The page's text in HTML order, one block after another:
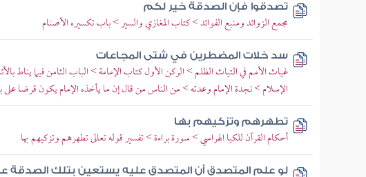
تصدقوا فإن الصدقة خير لكم
مجمع الزوائد ومنبع الفوائد > كتاب المغازي والسير > باب تكسيره الأصنام
سد خلات المضطرين في شتى المجاعات
غياث الأمم في التياث الظلم > الركن الأول كتاب الإمامة > الباب الثامن فيما يناط
الإسلام > نجدة الإمام وعدته > من الناس من قال إن ما يأخذه الإمام يكون قرضا على
تطهرهم وتزكيهم بها
أحكام القرآن للكيا الهراسي > سورة براءة > تفسير قوله تعالى تطهرهم وتزكيهم بها
لو علم المتصدق أن المتصدق عليه يستعين بتلك الصدقة